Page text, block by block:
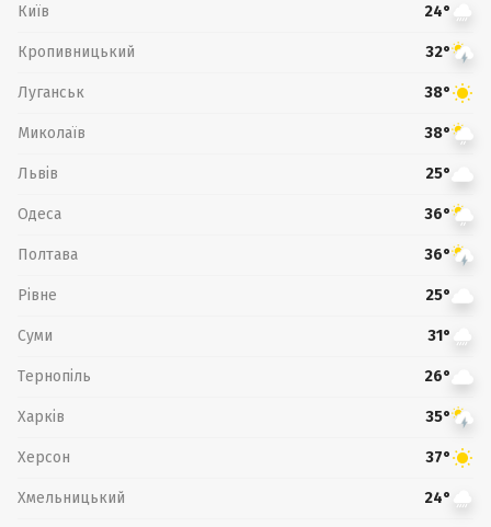
Київ 24°
Кропивницький 32°
Луганськ 38°
Миколаїв 38°
Львів 25°
Одеса 36°
Полтава 36°
Рівне 25°
Суми 31°
Тернопіль 26°
Харків 35°
Херсон 37°
Хмельницький 24°